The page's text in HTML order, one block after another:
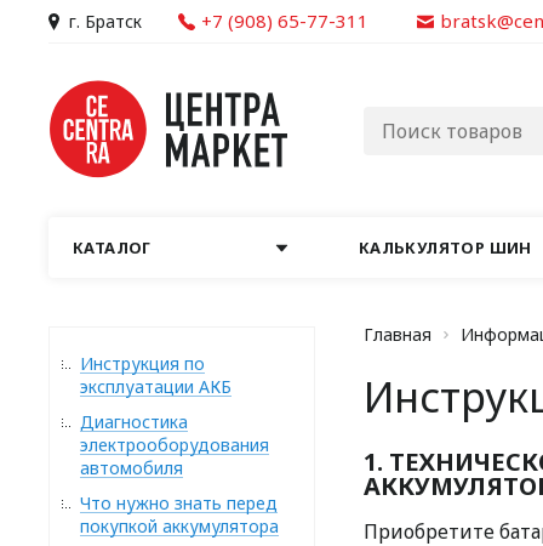
г. Братск +7 (908) 65-77-311
КАТАЛОГ КАЛЬКУЛЯТОР ШИН
Инструкция по
эксплуатации АКБ
Диагностика
электрооборудования
автомобиля
Что нужно знать перед
покупкой аккумулятора
Главная
1.
Приобретите